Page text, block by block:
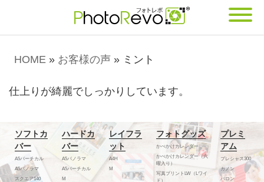
HOME » お客様の声 » ミント
仕上りが綺麗でしっかりしています。
ソフトカ
バー
A5バーチカル
A5パノラマ
スクエア140
ハードカ
バー
A5パノラマ
A5バーチカル
M
レイフラ
ット
A4H
M
フォトグッズ
かべかけカレンダー
かべかけカレンダー（六
曜入り）
写真プリントLW（Lワイ
ド）
プレミ
アム
プレシャス300
カノン
バロン